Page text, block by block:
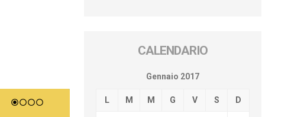
CALENDARIO
Gennaio 2017
L M M G V S D